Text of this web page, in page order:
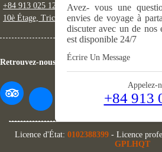
+84 913 025 122 (fixe)
10è Étage, Trico Building, 548 Nguyen Van
Retrouvez-nous
Licence d'État: 0102388399 - Licence
GPLHQT
Avez- vous une
envies de voyage à
discuter avec un de nos
est disponible 24/7
Écrire Un Message
Appelez-
+84 913